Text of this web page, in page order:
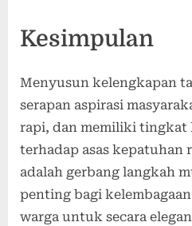
Kesimpulan
Menyusun kelengkapan
serapan aspirasi
rapi, dan memiliki tingkat
terhadap asas kepatuhan
adalah gerbang langkah
penting bagi
warga untuk secara